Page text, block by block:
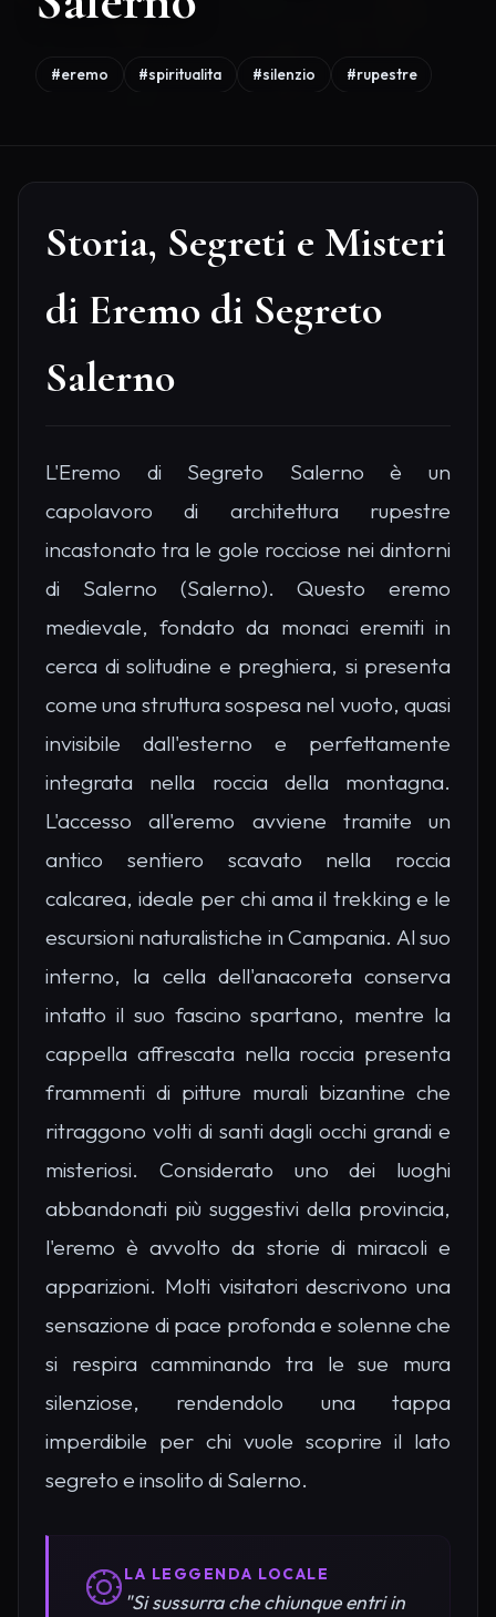
#eremo #spiritualita #silenzio #rupestre
Storia, Segreti e Misteri
di Eremo di Segreto
Salerno
L'Eremo di Segreto Salerno è un
capolavoro di architettura rupestre
incastonato tra le gole rocciose nei dintorni
di Salerno (Salerno). Questo eremo
medievale, fondato da monaci eremiti in
cerca di solitudine e preghiera, si presenta
come una struttura sospesa nel vuoto, quasi
invisibile dall'esterno e perfettamente
integrata nella roccia della montagna.
L'accesso all'eremo avviene tramite un
antico sentiero scavato nella roccia
calcarea, ideale per chi ama il trekking e le
escursioni naturalistiche in Campania. Al suo
interno, la cella dell'anacoreta conserva
intatto il suo fascino spartano, mentre la
cappella affrescata nella roccia presenta
frammenti di pitture murali bizantine che
ritraggono volti di santi dagli occhi grandi e
misteriosi. Considerato uno dei luoghi
abbandonati più suggestivi della provincia,
l'eremo è avvolto da storie di miracoli e
apparizioni. Molti visitatori descrivono una
sensazione di pace profonda e solenne che
si respira camminando tra le sue mura
silenziose, rendendolo una tappa
imperdibile per chi vuole scoprire il lato
segreto e insolito di Salerno.
LA LEGGENDA LOCALE
"Si sussurra che chiunque entri in